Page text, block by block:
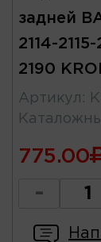
задней
2114-2115-
2190
Артикул :
775.00
-